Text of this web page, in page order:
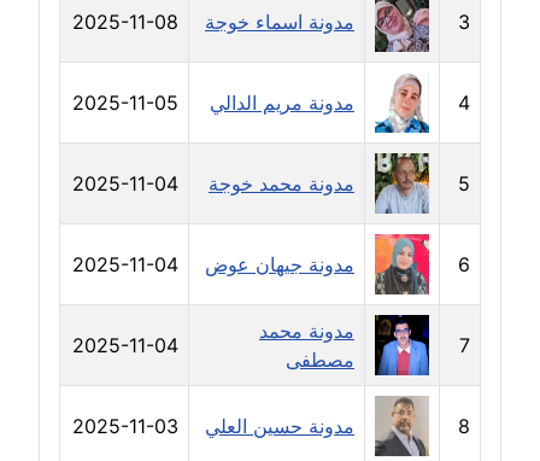
مدونة حسن محي الدين
مدونة حسين العلي
عاملة
مدونة حسين درمشاكي
عاملة
مدونة حلا عادل
عاملة
مدونة حنان الهواري
عاملة
3 مدونة اسماء خوجة 2025-11-08
4 مدونة مريم الدالي 2025-11-05
5 مدونة محمد خوجة 2025-11-04
6 مدونة جيهان عوض 2025-11-04
7
مدونة محمد
مصطفى
2025-11-04
8 مدونة حسين العلي 2025-11-03